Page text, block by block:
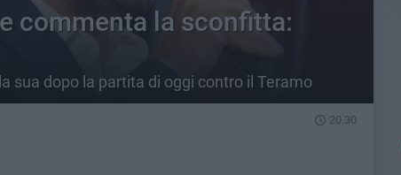
commenta la sconfitta:
sua dopo la partita di oggi contro il Teramo
20.30